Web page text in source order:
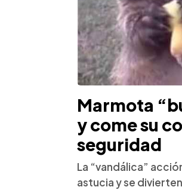
Marmota
y come su
seguridad
La “vandálica”
astucia y se